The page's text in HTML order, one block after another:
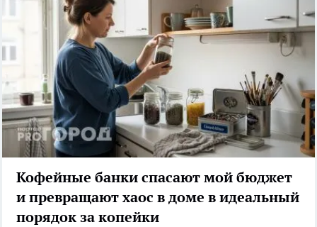
Кофейные банки спасают мой бюджет
и превращают хаос в доме в идеальный
порядок за копейки